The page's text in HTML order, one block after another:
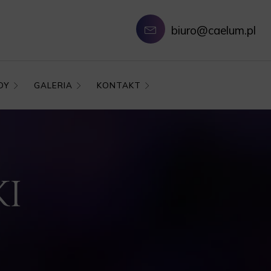
biuro@caelum.pl
GALERIA KONTAKT